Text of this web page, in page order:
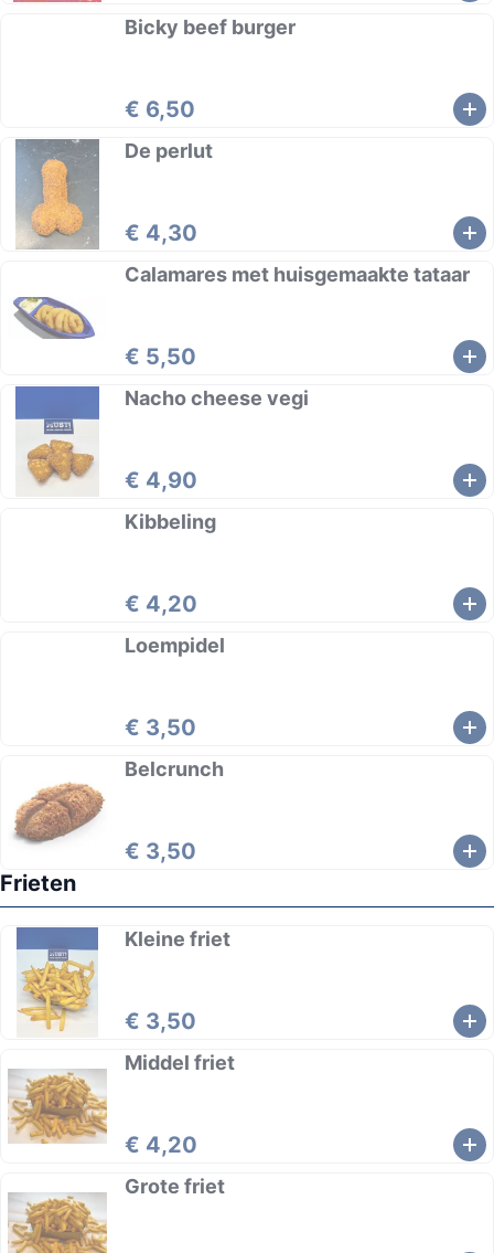
Bicky beef burger
€ 6,50
De perlut
€ 4,30
Calamares met huisgemaakte tataar
€ 5,50
Nacho cheese vegi
€ 4,90
Kibbeling
€ 4,20
Loempidel
€ 3,50
Belcrunch
€ 3,50
Frieten
Kleine friet
€ 3,50
Middel friet
€ 4,20
Grote friet